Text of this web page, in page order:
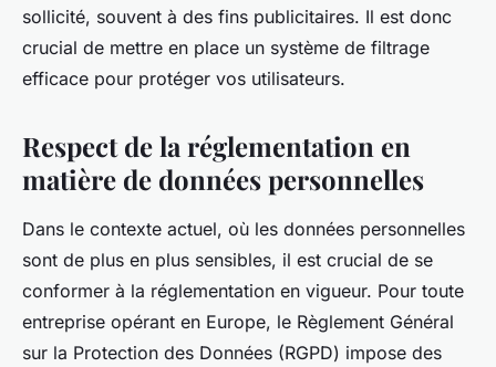
sollicité, souvent à des fins publicitaires. Il est donc
crucial de mettre en place un système de filtrage
efficace pour protéger vos utilisateurs.
Respect de la réglementation en
matière de données personnelles
Dans le contexte actuel, où les données personnelles
sont de plus en plus sensibles, il est crucial de se
conformer à la réglementation en vigueur. Pour toute
entreprise opérant en Europe, le Règlement Général
sur la Protection des Données (RGPD) impose des